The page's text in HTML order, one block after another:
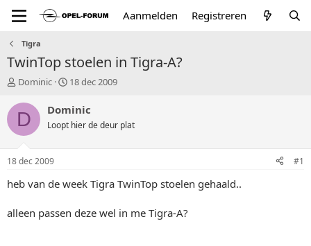
Aanmelden Registreren
Tigra
TwinTop stoelen in Tigra-A?
T
p
a
r
r
Dominic
S
a
r
t
u
18 dec 2009
D Dominic
Loopt hier de deur plat
18 dec 2009 #1
heb van de week Tigra TwinTop stoelen gehaald..
alleen passen deze wel in me Tigra-A?